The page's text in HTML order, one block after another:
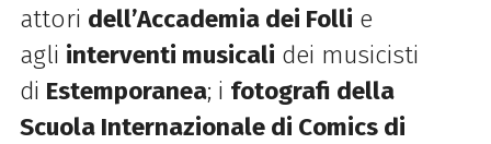
attori dell’Accademia dei Folli e
agli interventi musicali dei musicisti
di Estemporanea; i fotografi della
Scuola Internazionale di Comics di